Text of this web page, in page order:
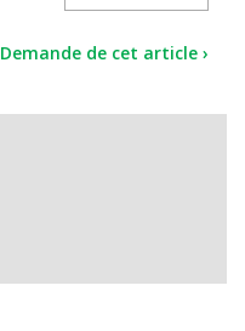
Demande de cet article ›